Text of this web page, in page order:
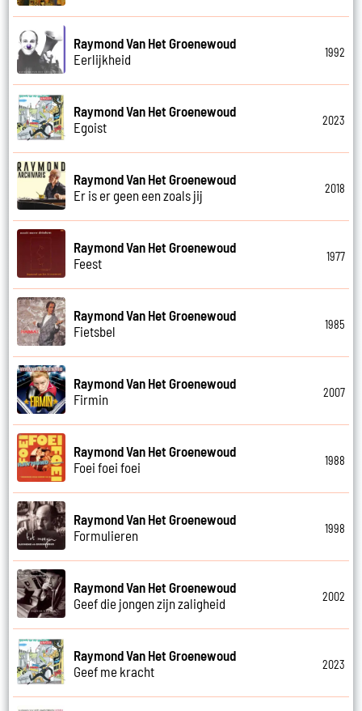
Raymond Van Het Groenewoud
Eerlijkheid
1992
Raymond Van Het Groenewoud
Egoist
2023
Raymond Van Het Groenewoud
Er is er geen een zoals jij
2018
Raymond Van Het Groenewoud
Feest
1977
Raymond Van Het Groenewoud
Fietsbel
1985
Raymond Van Het Groenewoud
Firmin
2007
Raymond Van Het Groenewoud
Foei foei foei
1988
Raymond Van Het Groenewoud
Formulieren
1998
Raymond Van Het Groenewoud
Geef die jongen zijn zaligheid
2002
Raymond Van Het Groenewoud
Geef me kracht
2023